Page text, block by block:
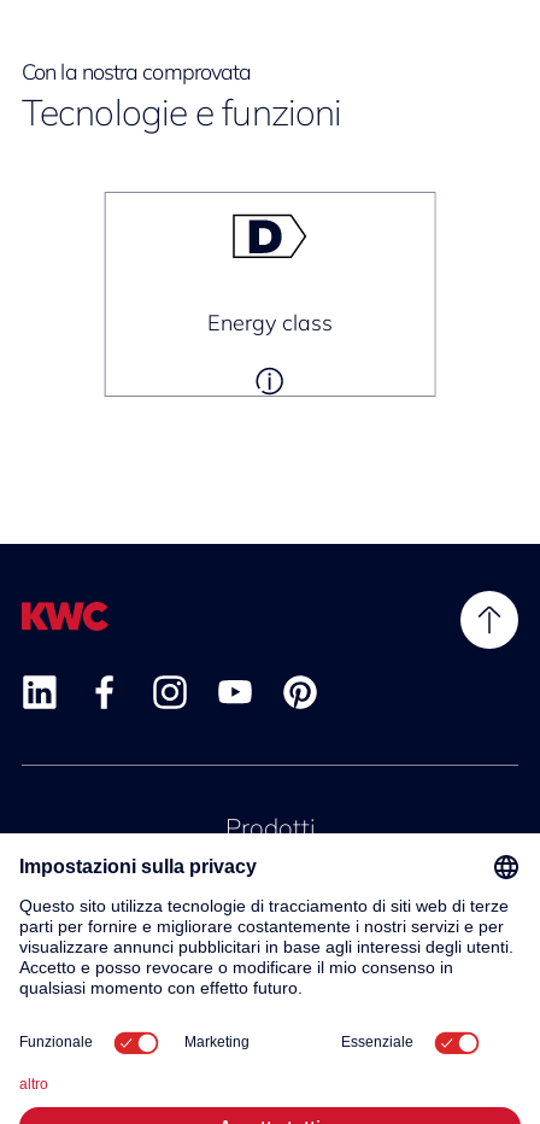
Con la nostra comprovata
Tecnologie e funzioni
Energy class
Prodotti
Servizio
Contatto
Su di noi